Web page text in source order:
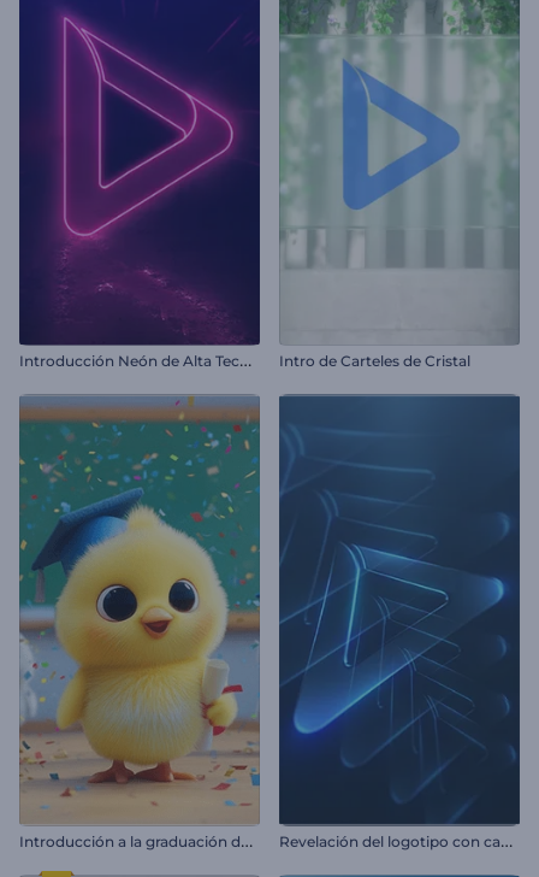
I
ntroducción Neón de Alta Tecnología Intro de Carteles de Cristal
I
ntroducción a la graduación de Chick R
evelación del logotipo con capas resplandecientes